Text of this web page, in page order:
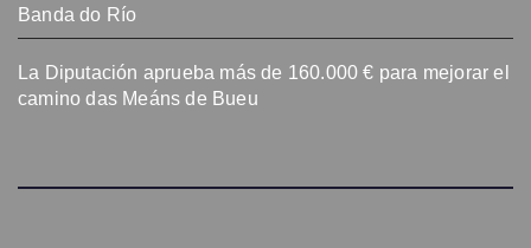
Banda do Río
La Diputación aprueba más de 160.000 € para mejorar el
camino das Meáns de Bueu